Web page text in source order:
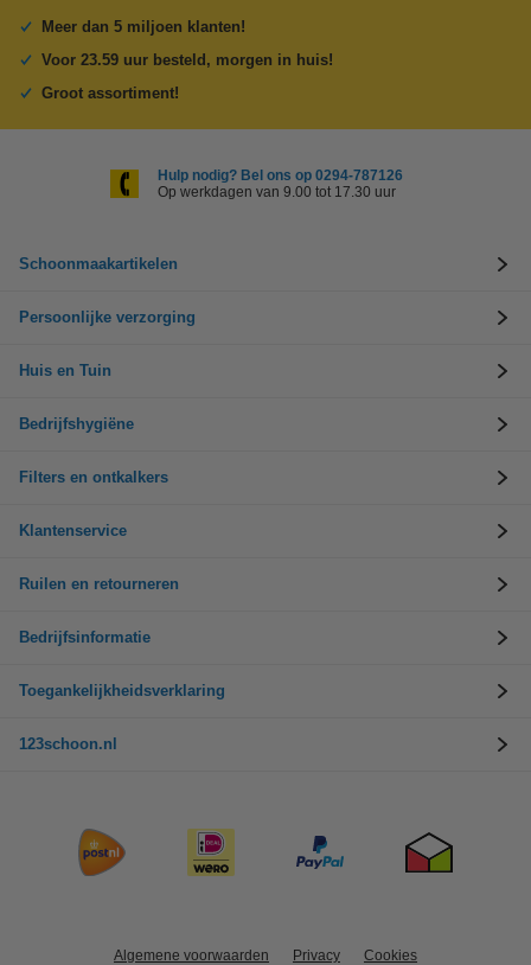
Meer dan 5 miljoen klanten!
Voor 23.59 uur besteld, morgen in huis!
Groot assortiment!
Hulp nodig? Bel ons op 0294-787126
Op werkdagen van 9.00 tot 17.30 uur
Schoonmaakartikelen
Persoonlijke verzorging
Huis en Tuin
Bedrijfshygiëne
Filters en ontkalkers
Klantenservice
Ruilen en retourneren
Bedrijfsinformatie
Toegankelijkheidsverklaring
123schoon.nl
Algemene voorwaarden Privacy Cookies